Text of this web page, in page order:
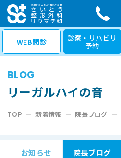
コ
ン
テ
WEB問診
診察・リハビリ
予約
BLOG
リーガルハイの音
TOP —新着情報 — 院長ブログ —
お知らせ 院長ブログ